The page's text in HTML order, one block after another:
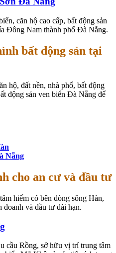
căn hộ cao cấp, bất động sản
Đông Nam thành phố Đà Nẵng.
bất động sản tại
hộ, đất nền, nhà phố, bất động
động sản ven biển Đà Nẵng để
Nẵng
cho an cư và đầu tư
hiếm có bên dòng sông Hàn,
và đầu tư dài hạn.
cầu Rồng, sở hữu vị trí trung tâm